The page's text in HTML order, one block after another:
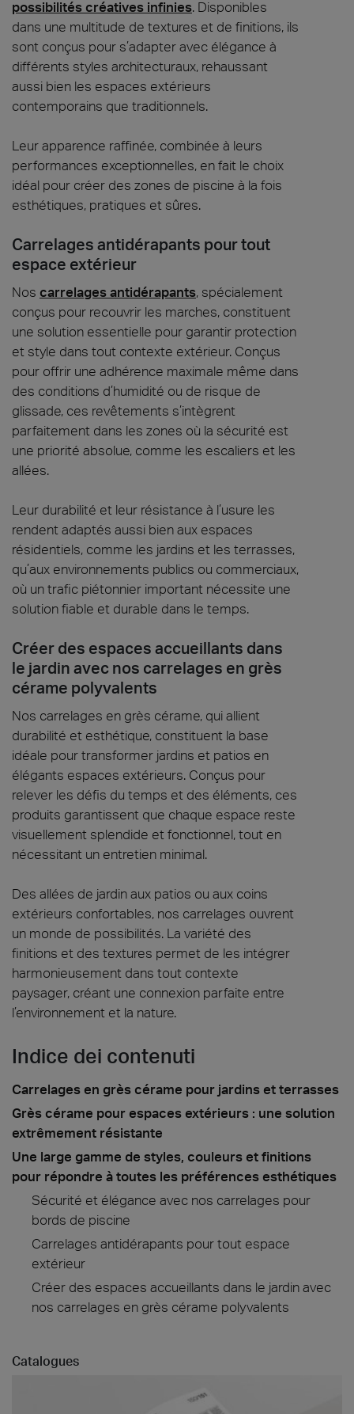
possibilités créatives infinies. Disponibles
dans une multitude de textures et de finitions, ils
sont conçus pour s’adapter avec élégance à
différents styles architecturaux, rehaussant
aussi bien les espaces extérieurs
contemporains que traditionnels.
Leur apparence raffinée, combinée à leurs
performances exceptionnelles, en fait le choix
idéal pour créer des zones de piscine à la fois
esthétiques, pratiques et sûres.
Carrelages antidérapants pour tout
espace extérieur
Nos carrelages antidérapants, spécialement
conçus pour recouvrir les marches, constituent
une solution essentielle pour garantir protection
et style dans tout contexte extérieur. Conçus
pour offrir une adhérence maximale même dans
des conditions d’humidité ou de risque de
glissade, ces revêtements s’intègrent
parfaitement dans les zones où la sécurité est
une priorité absolue, comme les escaliers et les
allées.
Leur durabilité et leur résistance à l’usure les
rendent adaptés aussi bien aux espaces
résidentiels, comme les jardins et les terrasses,
qu’aux environnements publics ou commerciaux,
où un trafic piétonnier important nécessite une
solution fiable et durable dans le temps.
Créer des espaces accueillants dans
le jardin avec nos carrelages en grès
cérame polyvalents
Nos carrelages en grès cérame, qui allient
durabilité et esthétique, constituent la base
idéale pour transformer jardins et patios en
élégants espaces extérieurs. Conçus pour
relever les défis du temps et des éléments, ces
produits garantissent que chaque espace reste
visuellement splendide et fonctionnel, tout en
nécessitant un entretien minimal.
Des allées de jardin aux patios ou aux coins
extérieurs confortables, nos carrelages ouvrent
un monde de possibilités. La variété des
finitions et des textures permet de les intégrer
harmonieusement dans tout contexte
paysager, créant une connexion parfaite entre
l’environnement et la nature.
Indice dei contenuti
Carrelages en grès cérame pour jardins et terrasses
Grès cérame pour espaces extérieurs : une solution
extrêmement résistante
Une large gamme de styles, couleurs et finitions
pour répondre à toutes les préférences esthétiques
Sécurité et élégance avec nos carrelages pour
bords de piscine
Carrelages antidérapants pour tout espace
extérieur
Créer des espaces accueillants dans le jardin avec
nos carrelages en grès cérame polyvalents
Catalogues